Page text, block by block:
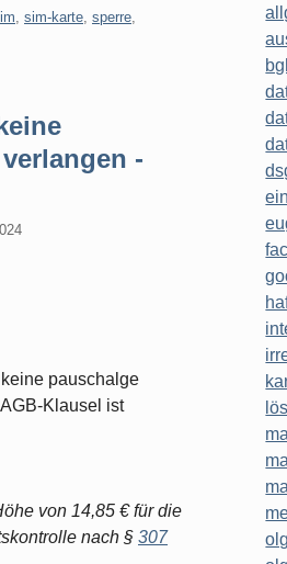
sim-karte sperre
-
pauschalge
Klausel ist
von 14,85 € für die
nach § 307